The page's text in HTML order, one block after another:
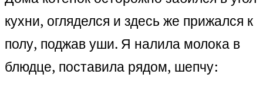
кухни, огляделся и здесь же прижался к
полу, поджав уши. Я налила молока в
блюдце, поставила рядом, шепчу: